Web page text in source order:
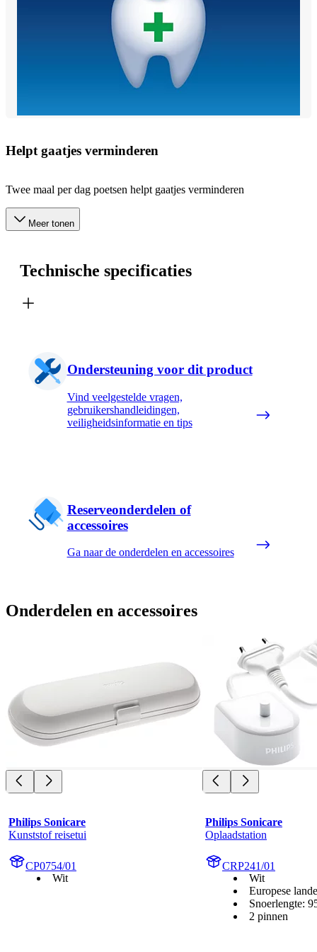
Helpt gaatjes verminderen
Twee maal per dag poetsen helpt gaatjes verminderen
Meer tonen
Technische specificaties
Ondersteuning voor dit product
Vind veelgestelde vragen,
gebruikershandleidingen,
veiligheidsinformatie en tips
Reserveonderdelen of
accessoires
Ga naar de onderdelen en accessoires
Onderdelen en accessoires
Philips Sonicare
Kunststof reisetui
CP0754/01
Wit
Philips Sonicare
Oplaadstation
CRP241/01
Wit
Europese
Snoerlengte:
2 pinnen